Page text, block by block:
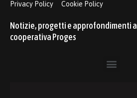
Privacy Policy Cookie Policy
Notizie, progetti e approfondimenti
cooperativa Proges